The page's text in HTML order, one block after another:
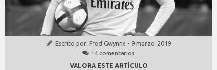
Escrito por: Fred Gwynne - 9 marzo, 2019
14 comentarios
VALORA ESTE ARTÍCULO